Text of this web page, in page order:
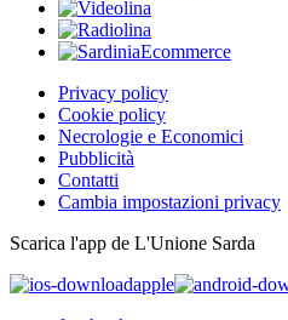
Privacy policy
Cookie policy
Necrologie e Economici
Pubblicità
Contatti
Cambia impostazioni privacy
Scarica l'app de L'Unione Sarda
apple